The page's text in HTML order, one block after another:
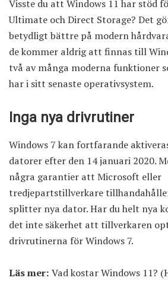
Visste du att Windows 11 har stöd
Ultimate och Direct Storage? Det
betydligt bättre på modern
de kommer aldrig att finnas till
två av många moderna funktioner
har i sitt senaste operativsystem.
Inga nya drivrutiner
Windows 7 kan fortfarande
datorer efter den 14 januari 2020.
några garantier att Microsoft eller
tredjepartstillverkare
splitter nya dator. Har du helt nya
det inte säkerhet att tillverkaren
drivrutinerna för Windows 7.
Läs mer: Vad kostar Windows 11?